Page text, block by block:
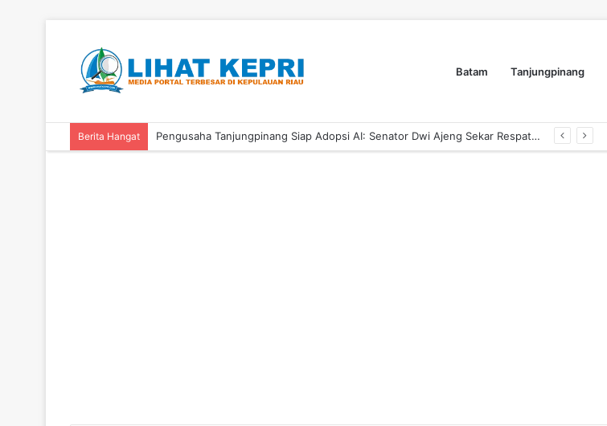
Batam Tanjungpinang
Berita Hangat Pengusaha Tanjungpinang Siap Adopsi AI: Senator Dwi Ajeng Sekar Respaty Dorong UMKM Tingkatkan Daya Saing Melalui AIM ASEAN